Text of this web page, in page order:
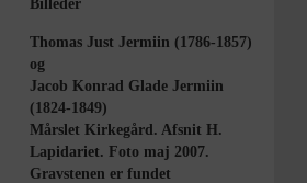
Billeder
Thomas Just Jermiin (1786-1857)
og
Jacob Konrad Glade Jermiin
(1824-1849)
Mårslet Kirkegård. Afsnit H.
Lapidariet. Foto maj 2007.
Gravstenen er fundet